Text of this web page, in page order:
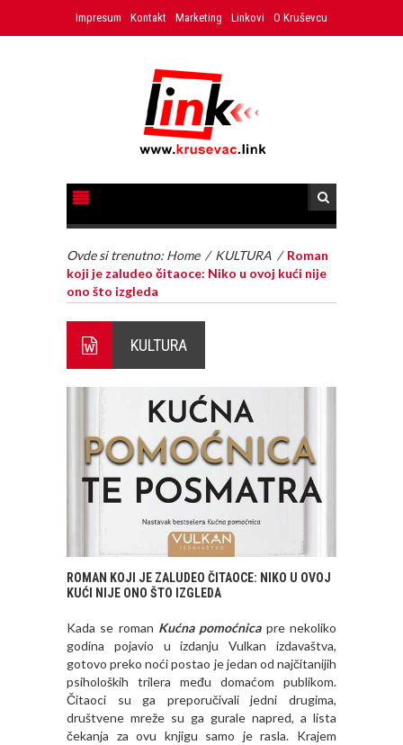
Impresum Kontakt Marketing Linkovi O Kruševcu
Ovde si trenutno: Home / KULTURA / Roman
koji je zaludeo čitaoce: Niko u ovoj kući nije
ono što izgleda
KULTURA
ROMAN KOJI JE ZALUDEO ČITAOCE: NIKO U OVOJ
KUĆI NIJE ONO ŠTO IZGLEDA
Kada se roman Kućna pomoćnicapre nekoliko
godina pojavio u izdanju Vulkan izdavaštva,
gotovo preko noći postao je jedan od najčitanijih
psiholoških trilera među domaćom publikom.
Čitaoci su ga preporučivali jedni drugima,
društvene mreže su ga gurale napred, a lista
čekanja za ovu knjigu samo je rasla. Krajem